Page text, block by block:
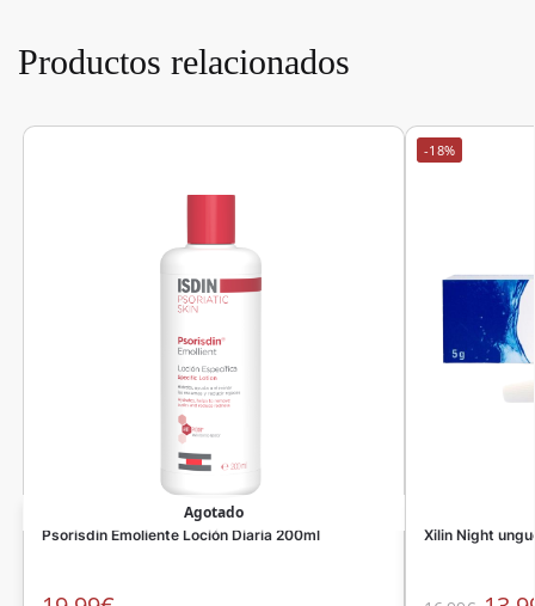
Productos relacionados
Agotado
Psorisdin Emoliente Loción Diaria 200ml
-18%
Xilin Night